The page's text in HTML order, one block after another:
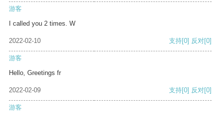
游客
I called you 2 times. W
2022-02-10 支持[0] 反对[0]
游客
Hello, Greetings fr
2022-02-09 支持[0] 反对[0]
游客